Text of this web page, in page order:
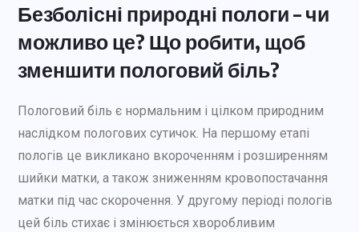
Безболісні природні пологи – чи
можливо це? Що робити, щоб
зменшити пологовий біль?
Пологовий біль є нормальним і цілком природним
наслідком пологових сутичок. На першому етапі
пологів це викликано вкороченням і розширенням
шийки матки, а також зниженням кровопостачання
матки під час скорочення. У другому періоді пологів
цей біль стихає і змінюється хворобливим